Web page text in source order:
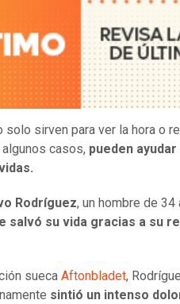
sirven para ver la hora o
casos, pueden
Rodríguez, un hombre de
salvó su vida gracias a su
sueca Aftonbladet,
sintió un intenso